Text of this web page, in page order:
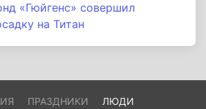
«Гюйгенс» совершил
на Титан
ПРАЗДНИКИ
ЛЮДИ